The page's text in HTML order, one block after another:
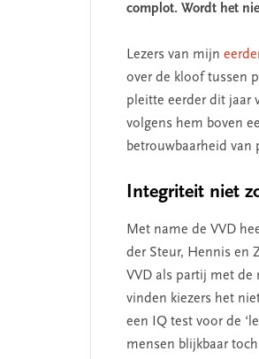
complot. Wordt het
Lezers van mijn
over de kloof tussen
pleitte eerder dit jaar
volgens hem boven
betrouwbaarheid van
Integriteit niet
Met name de VVD
der Steur, Hennis en
VVD als partij met de
vinden kiezers het
een IQ test voor de
mensen blijkbaar